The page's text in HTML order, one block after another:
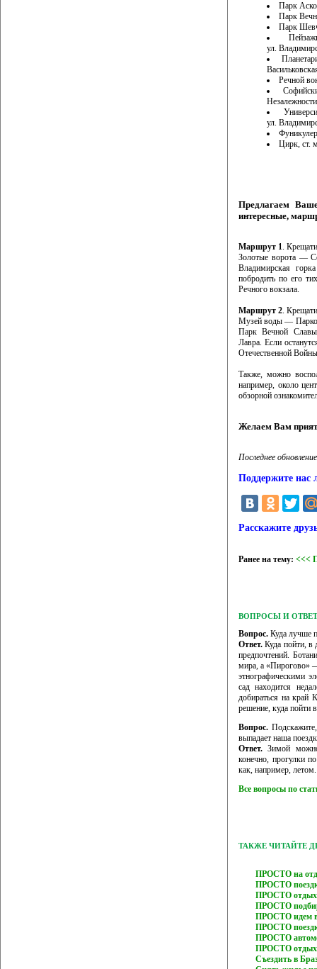
Парк
Парк
Парк
ул.
Речной
ул.
Цирк, ст.
Предлагаем
интересные,
Маршрут 1.
Золотые ворота —
Владимирская
побродить по его
Речного вокзала.
Маршрут 2.
Музей воды —
Парк Вечной
Лавра. Если
Отечественной
Также, можно
например, около
обзорной
Желаем Вам
Последнее
Поддержите нас
Расскажите
Ранее на тему: <<<
ВОПРОСЫ И
Вопрос. Куда лучше
Ответ. Куда пойти, в
предпочтений.
мира, а «Пирогово»
этнографическими
сад находится
добираться на край
решение, куда пойти
Вопрос.
выпадает наша
Ответ. Зимой
конечно, прогулки
как, например, летом.
Все вопросы по
ТАКЖЕ ЧИТАЙТЕ
ПРОСТО на
ПРОСТО
ПРОСТО отдых
ПРОСТО
ПРОСТО идем
ПРОСТО
ПРОСТО
ПРОСТО отдых
Съездить в